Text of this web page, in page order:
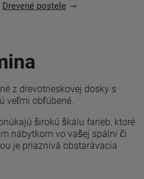
Drevené postele
z drevotrieskovej dosky s
veľmi obľúbené.
širokú škálu farieb, ktoré
nábytkom vo vašej spálni či
je priaznivá obstarávacia